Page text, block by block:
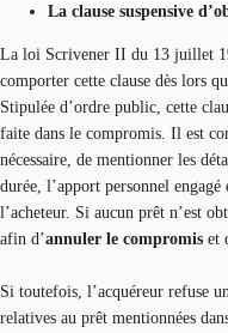
La clause suspensive
La loi Scrivener II du 13 juillet
comporter cette clause dès lors
Stipulée d’ordre public, cette
faite dans le compromis. Il est
nécessaire, de mentionner les
durée, l’apport personnel
l’acheteur. Si aucun prêt n’est
afin d’annuler le compromis et
Si toutefois, l’acquéreur refuse
relatives au prêt mentionnées